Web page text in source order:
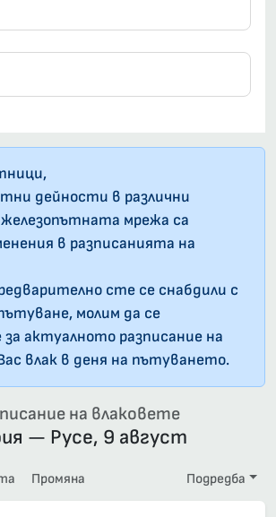
дейности в различни
мрежа са
в разписанията на
сте се снабдили с
молим да се
актуалното разписание на
влак в деня на пътуването.
на влаковете
— Русе, 9 август
Промяна Подредба